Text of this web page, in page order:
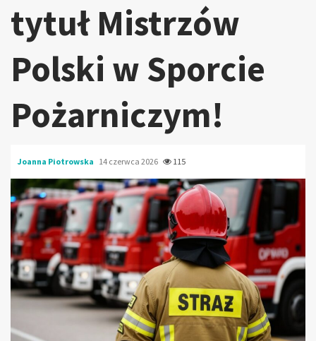
tytuł Mistrzów
Polski w Sporcie
Pożarniczym!
Joanna Piotrowska 14 czerwca 2026 115